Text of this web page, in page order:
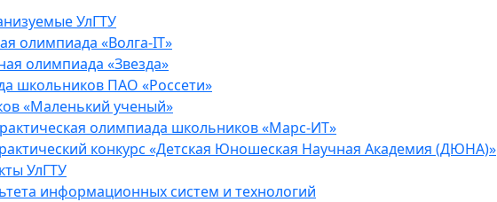
УлГТУ
олимпиада «Волга-IT»
олимпиада «Звезда»
школьников ПАО «Россети»
«Маленький ученый»
олимпиада школьников «Марс-ИТ»
конкурс «Детская Юношеская Научная Академия (ДЮНА)»
УлГТУ
информационных систем и технологий